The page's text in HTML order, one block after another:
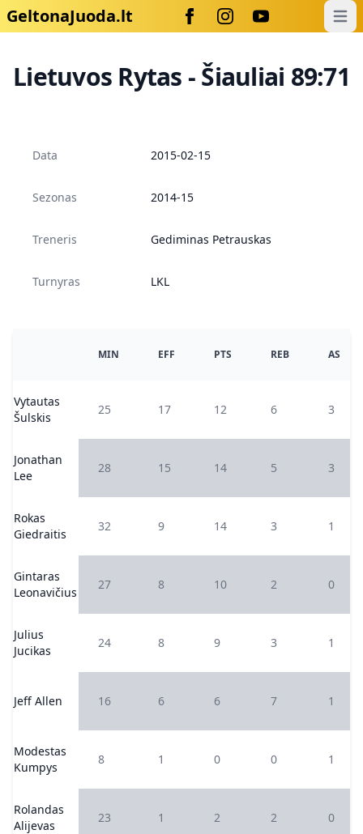
GeltonaJuoda.lt
Lietuvos Rytas - Šiauliai 89:71
Data 2015-02-15
Sezonas 2014-15
Treneris Gediminas Petrauskas
Turnyras LKL
MIN EFF PTS REB AS
Vytautas
Šulskis
25 17 12 6 3
Jonathan
Lee
28 15 14 5 3
Rokas
Giedraitis
32 9 14 3 1
Gintaras
Leonavičius
27 8 10 2 0
Julius
Jucikas
24 8 9 3 1
Jeff Allen 16 6 6 7 1
Modestas
Kumpys
8 1 0 0 1
Rolandas
Alijevas
23 1 2 2 0